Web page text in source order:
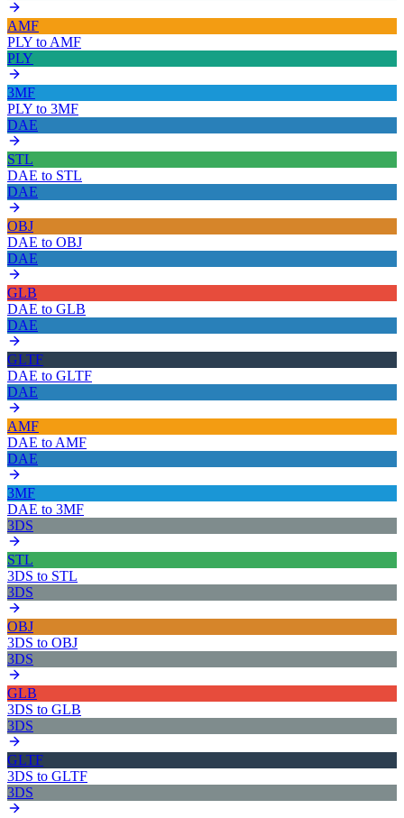
AMF
PLY to AMF
PLY
3MF
PLY to 3MF
DAE
STL
DAE to STL
DAE
OBJ
DAE to OBJ
DAE
GLB
DAE to GLB
DAE
GLTF
DAE to GLTF
DAE
AMF
DAE to AMF
DAE
3MF
DAE to 3MF
3DS
STL
3DS to STL
3DS
OBJ
3DS to OBJ
3DS
GLB
3DS to GLB
3DS
GLTF
3DS to GLTF
3DS